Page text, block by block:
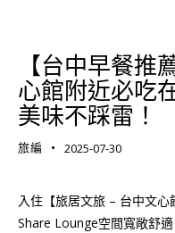
【台中早餐推
心館附近必吃
美味不踩雷！
旅編 2025-07-30
入住【旅居文旅 – 台中文心
Share Lounge空間寬敞舒